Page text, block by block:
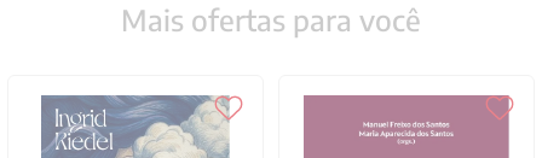
Mais ofertas para você